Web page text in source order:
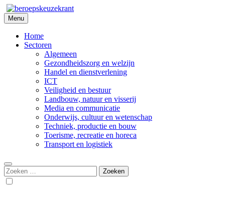
Skip
to
content
Beroepskeuzekrant
Menu
Home
Sectoren
Algemeen
Gezondheidszorg en welzijn
Handel en dienstverlening
ICT
Veiligheid en bestuur
Landbouw, natuur en visserij
Media en communicatie
Onderwijs, cultuur en wetenschap
Techniek, productie en bouw
Toerisme, recreatie en horeca
Transport en logistiek
Zoeken
naar: